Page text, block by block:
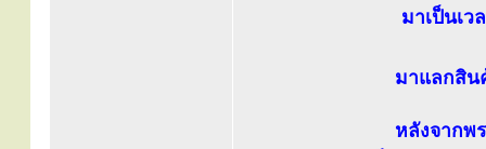
มาเป็นเ
มาแลกสิน
หลังจากพ